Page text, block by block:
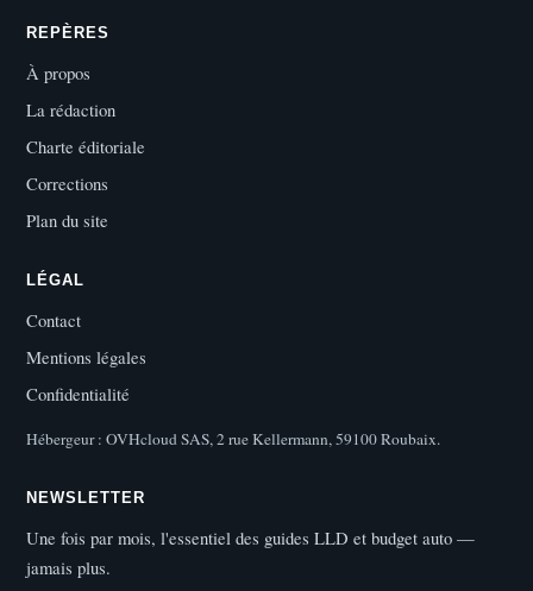
REPÈRES
À propos
La rédaction
Charte éditoriale
Corrections
Plan du site
LÉGAL
Contact
Mentions légales
Confidentialité
Hébergeur : OVHcloud SAS, 2 rue Kellermann, 59100 Roubaix.
NEWSLETTER
Une fois par mois, l'essentiel des guides LLD et budget auto —
jamais plus.